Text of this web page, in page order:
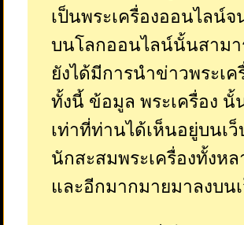
เป็นพระเครื่องออนไลน์
บนโลกออนไลน์นั้นสาม
ยังได้มีการนำข่าวพระเ
ทั้งนี้ ข้อมูล พระเครื่อง
เท่าที่ท่านได้เห็นอยู่บนเว็
นักสะสมพระเครื่องทั้งห
และอีกมากมายมาลงบน